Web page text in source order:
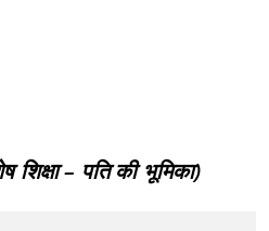
शिक्षा – पति की भूमिका)